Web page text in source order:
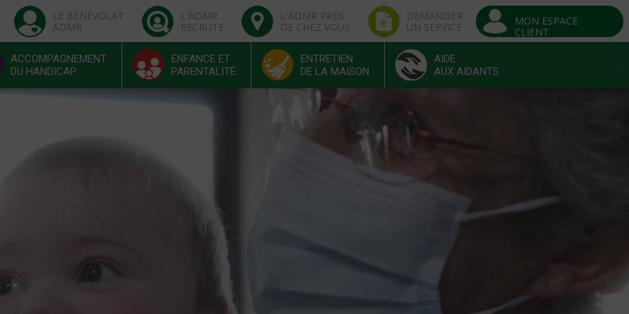
LE BÉNÉVOLAT
ADMR
L'ADMR
RECRUTE
L'ADMR PRÈS
DE CHEZ VOUS
DEMANDER
UN SERVICE
MON ESPACE
CLIENT
ACCOMPAGNEMENT
DU HANDICAP
ENFANCE ET
PARENTALITÉ
ENTRETIEN
DE LA MAISON
AIDE
AUX AIDANTS